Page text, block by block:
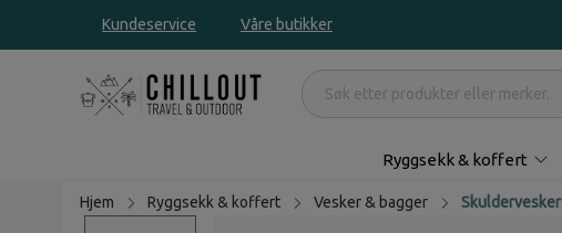
Kundeservice Våre butikker
Ryggsekk & koffert
Hjem Ryggsekk & koffert Vesker & bagger Skuldervesker